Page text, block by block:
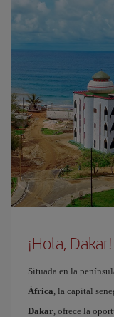
¡Hola, Dakar!
Situada en la
África, la capital
Dakar, ofrece la